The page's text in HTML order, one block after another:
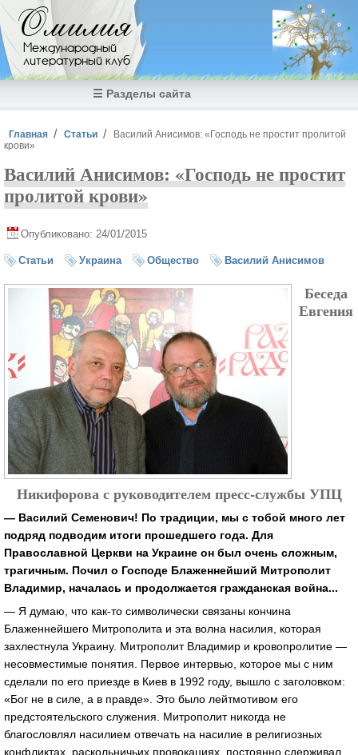
Перейти к основному содержанию
Омилия
Международный
литературный клуб
☰ Разделы сайта
Вы здесь
Главная Статьи
Василий Анисимов: «Господь не простит пролитой
крови»
Василий Анисимов: «Господь не простит
пролитой крови»
Опубликовано: 24/01/2015
Статьи Украина Общество Василий Анисимов
Беседа
Евгения
Никифорова с руководителем пресс-службы УПЦ
— Василий Семенович! По традиции, мы с тобой много лет
подряд подводим итоги прошедшего года. Для
Православной Церкви на Украине он был очень сложным,
трагичным. Почил о Господе Блаженнейший Митрополит
Владимир, началась и продолжается гражданская война...
— Я думаю, что как-то символически связаны кончина
Блаженнейшего Митрополита и эта волна насилия, которая
захлестнула Украину. Митрополит Владимир и кровопролитие —
несовместимые понятия. Первое интервью, которое мы с ним
сделали по его приезде в Киев в 1992 году, вышло с заголовком:
«Бог не в силе, а в правде». Это было лейтмотивом его
предстоятельского служения. Митрополит никогда не
благословлял насилием отвечать на насилие в религиозных
конфликтах, раскольничьих провокациях, постоянно сдерживал